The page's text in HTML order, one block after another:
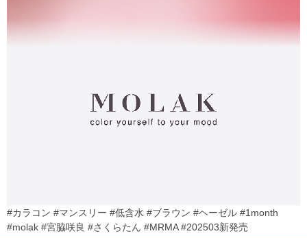
#カラコン #マンスリー #低含水 #ブラウン #ヘーゼル #1month
#molak #宮脇咲良 #さくらたん #MRMA #202503新発売